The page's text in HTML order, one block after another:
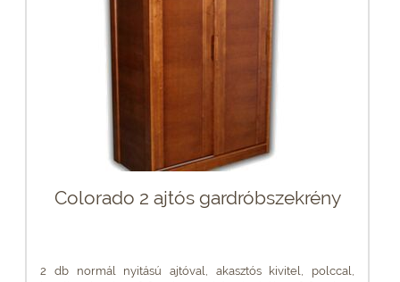
Colorado 2 ajtós gardróbszekrény
2 db normál nyitású ajtóval, akasztós kivitel, polccal,